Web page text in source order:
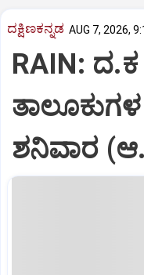
ದಕ್ಷಿಣಕನ್ನಡ AUG 7, 2026,
RAIN:
ಶನಿವಾರ